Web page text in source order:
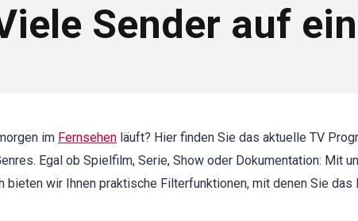
Sender auf
im Fernsehen läuft? Hier finden Sie das aktuelle TV
Egal ob Spielfilm, Serie, Show oder Dokumentation: Mit
wir Ihnen praktische Filterfunktionen, mit denen Sie